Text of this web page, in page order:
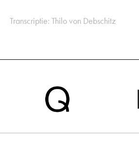
Transcriptie: Thilo von Debschitz